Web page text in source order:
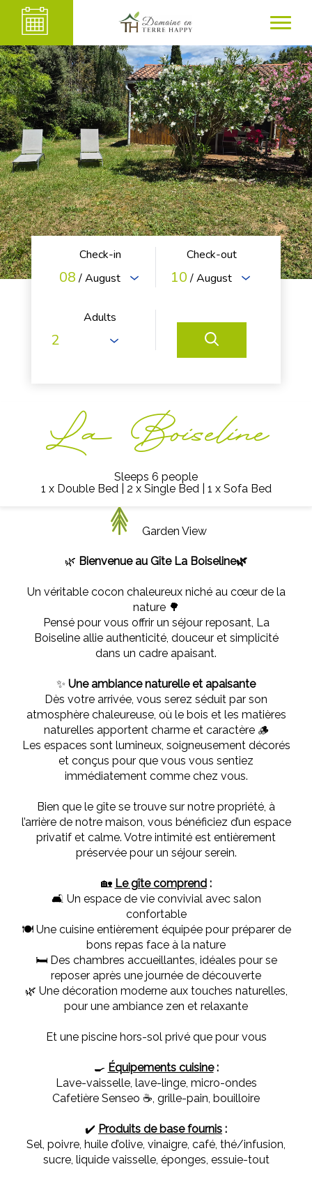
Check-in
08 / August
Check-out
10 / August
Adults
La Boiseline
Sleeps 6 people
1 x Double Bed| 2 x Single Bed| 1 x Sofa Bed
Garden View
🌿 Bienvenue au Gîte La Boiseline🌿
Un véritable cocon chaleureux niché au cœur de la
nature 🌳
Pensé pour vous offrir un séjour reposant, La
Boiseline allie authenticité, douceur et simplicité
dans un cadre apaisant.
✨ Une ambiance naturelle et apaisante
Dès votre arrivée, vous serez séduit par son
atmosphère chaleureuse, où le bois et les matières
naturelles apportent charme et caractère 🪵
Les espaces sont lumineux, soigneusement décorés
et conçus pour que vous vous sentiez
immédiatement comme chez vous.
Bien que le gîte se trouve sur notre propriété, à
l’arrière de notre maison, vous bénéficiez d’un espace
privatif et calme. Votre intimité est entièrement
préservée pour un séjour serein.
🏡 Le gîte comprend:
🛋️ Un espace de vie convivial avec salon
confortable
🍽️ Une cuisine entièrement équipée pour préparer de
bons repas face à la nature
🛏️ Des chambres accueillantes, idéales pour se
reposer après une journée de découverte
🌿 Une décoration moderne aux touches naturelles,
pour une ambiance zen et relaxante
Et une piscine hors-sol privé que pour vous
🍳 Équipements cuisine :
Lave-vaisselle, lave-linge, micro-ondes
Cafetière Senseo ☕, grille-pain, bouilloire
✔️ Produits de base fournis :
Sel, poivre, huile d’olive, vinaigre, café, thé/infusion,
sucre, liquide vaisselle, éponges, essuie-tout